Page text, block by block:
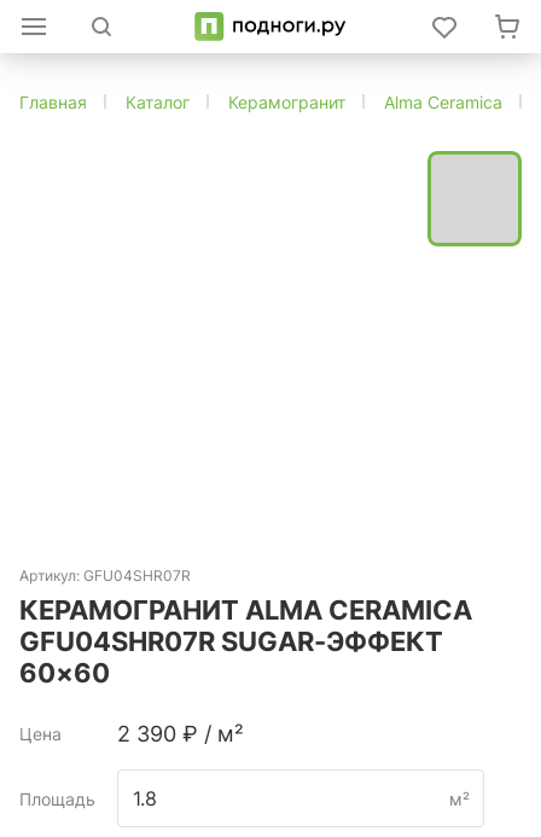
Главная Каталог Керамогранит Alma Ceramica
Артикул: GFU04SHR07R
КЕРАМОГРАНИТ ALMA CERAMICA
GFU04SHR07R SUGAR-ЭФФЕКТ
60×60
Цена 2 390 ₽ / м²
Площадь м²